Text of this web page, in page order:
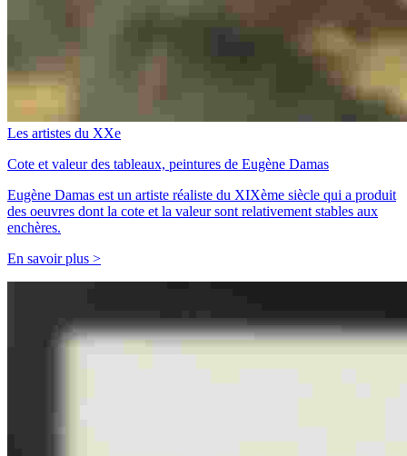
Les artistes du XXe
Cote et valeur des tableaux, peintures de Eugène Damas
Eugène Damas est un artiste réaliste du XIXème siècle qui a produit
des oeuvres dont la cote et la valeur sont relativement stables aux
enchères.
En savoir plus >